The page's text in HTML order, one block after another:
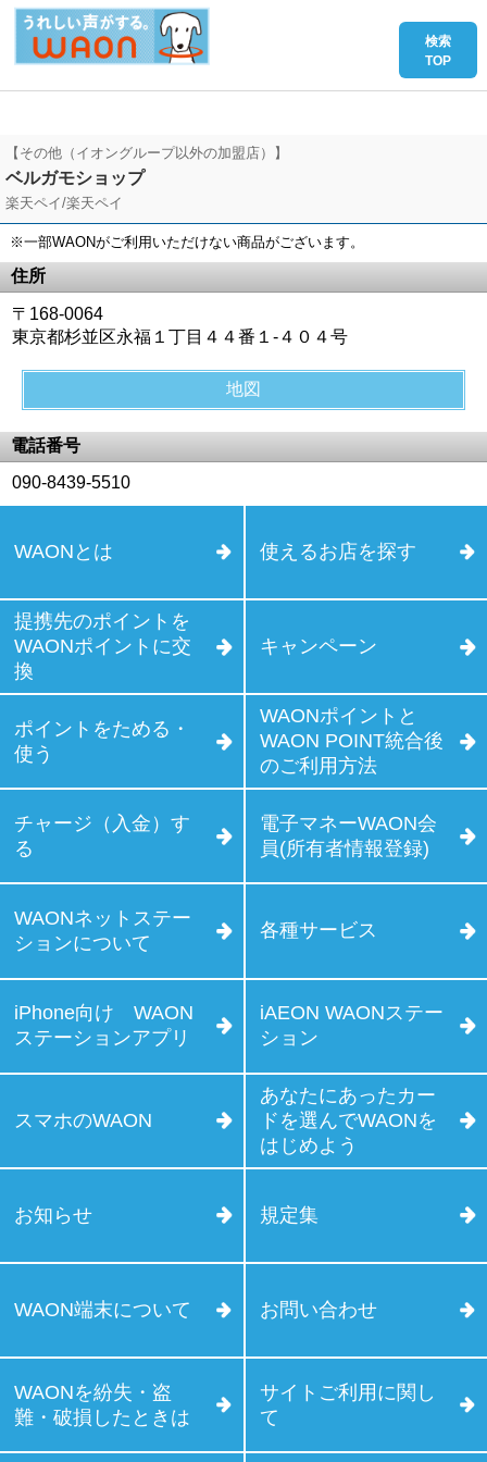
【その他（イオングループ以外の加盟店）】
ベルガモショップ
楽天ペイ/楽天ペイ
※一部WAONがご利用いただけない商品がございます。
住所
〒168-0064
東京都杉並区永福１丁目４４番１‐４０４号
地図
電話番号
090-8439-5510